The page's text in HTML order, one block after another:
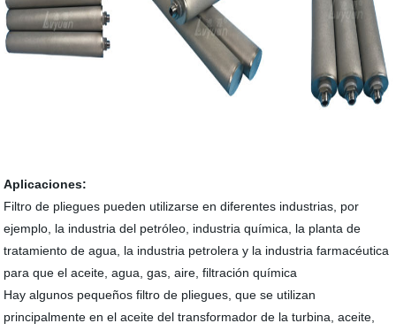
Aplicaciones:
Filtro de pliegues pueden utilizarse en diferentes industrias, por
ejemplo, la industria del petróleo, industria química, la planta de
tratamiento de agua, la industria petrolera y la industria farmacéutica
para que el aceite, agua, gas, aire, filtración química
Hay algunos pequeños filtro de pliegues, que se utilizan
principalmente en el aceite del transformador de la turbina, aceite,